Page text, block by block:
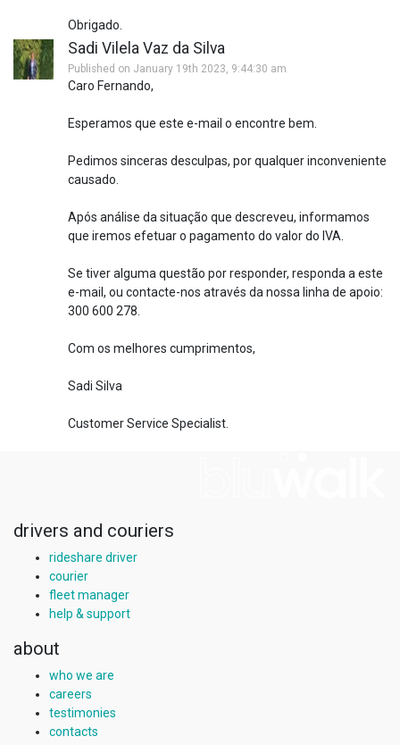
Obrigado.
Sadi Vilela Vaz da Silva
Published on January 19th 2023, 9:44:30 am
Caro Fernando,
Esperamos que este e-mail o encontre bem.
Pedimos sinceras desculpas, por qualquer inconveniente
causado.
Após análise da situação que descreveu, informamos
que iremos efetuar o pagamento do valor do IVA.
Se tiver alguma questão por responder, responda a este
e-mail, ou contacte-nos através da nossa linha de apoio:
300 600 278.
Com os melhores cumprimentos,
Sadi Silva
Customer Service Specialist.
drivers and couriers
rideshare driver
courier
fleet manager
help & support
about
who we are
careers
testimonies
contacts